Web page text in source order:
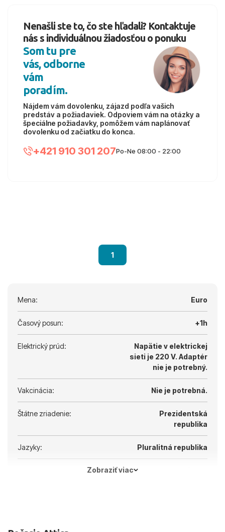
Nenašli ste to, čo ste hľadali? Kontaktuje
nás s individuálnou žiadosťou o ponuku
Som tu pre
vás, odborne
vám
poradím.
Nájdem vám dovolenku, zájazd podľa vašich
predstáv a požiadaviek. Odpoviem vám na otázky a
špeciálne požiadavky, pomôžem vám naplánovať
dovolenku od začiatku do konca.
+421 910 301 207Po-Ne 08:00 - 22:00
1
Mena: Euro
Časový posun: +1h
Elektrický prúd:
Napätie v elektrickej
sieti je 220 V. Adaptér
nie je potrebný.
Vakcinácia: Nie je potrebná.
Štátne zriadenie:
Prezidentská
republika
Jazyky: Pluralitná republika
Zobraziť viac